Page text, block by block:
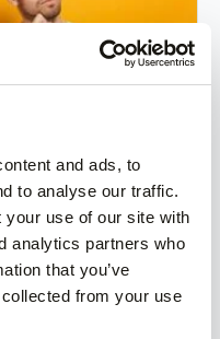
and ads, to
to analyse our traffic.
your use of our site with
analytics partners who
that you’ve
from your use
на